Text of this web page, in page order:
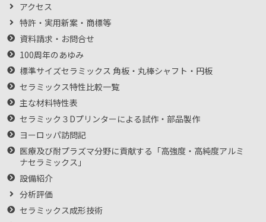
アクセス
特許・実用新案・商標等
資料請求・お問合せ
100周年のあゆみ
標準サイズセラミックス 角板・丸棒シャフト・円板
セラミックス特性比較一覧
主な材料特性表
セラミック３Dプリンターによる試作・部品製作
ヨーロッパ訪問記
医療及び耐プラズマ分野に貢献する「高強度・高純度アルミ
ナセラミックス」
設備紹介
分析評価
セラミックス成形技術